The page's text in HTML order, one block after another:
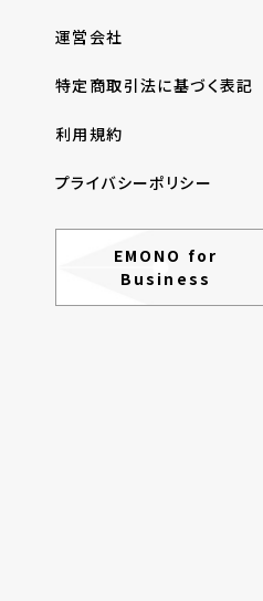
運営会社
特定商取引法に基づく表記
利用規約
プライバシーポリシー
EMONO for
Business